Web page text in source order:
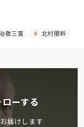
敬三賞 北村朋幹
ーする
届けします